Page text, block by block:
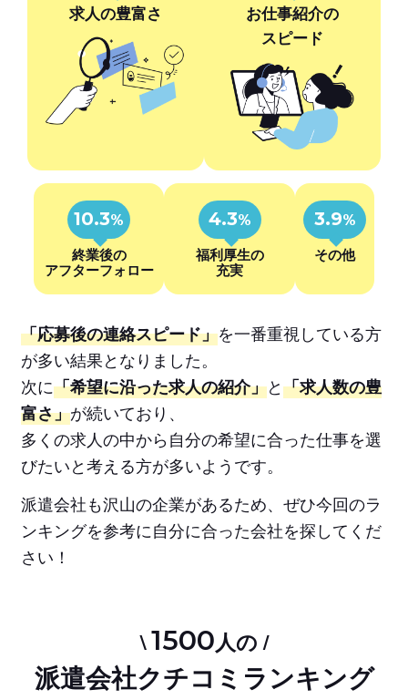
求人の豊富さ
お仕事紹介の
スピード
10.3%
終業後の
アフターフォロー
4.3%
福利厚生の
充実
3.9%
その他
「応募後の連絡スピード」を一番重視している方
が多い結果となりました。
次に「希望に沿った求人の紹介」と「求人数の豊
富さ」が続いており、
多くの求人の中から自分の希望に合った仕事を選
びたいと考える方が多いようです。
派遣会社も沢山の企業があるため、ぜひ今回のラ
ンキングを参考に自分に合った会社を探してくだ
さい！
\1500人の /
派遣会社クチコミランキング